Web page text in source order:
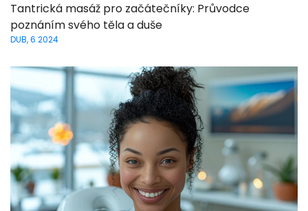
Tantrická masáž pro začátečníky: Průvodce
poznáním svého těla a duše
DUB, 6 2024